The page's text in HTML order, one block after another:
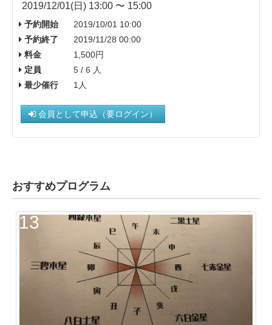
2019/12/01(日) 13:00 〜 15:00
予約開始
2019/10/01 10:00
予約終了
2019/11/28 00:00
料金
1,500円
定員
5 / 6 人
最少催行
1人
会員として申込（要ログイン）
おすすめプログラム
13